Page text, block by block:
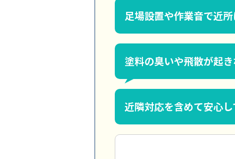
足場設置や作業音で近
塗料の臭いや飛散が起
近隣対応を含めて安心